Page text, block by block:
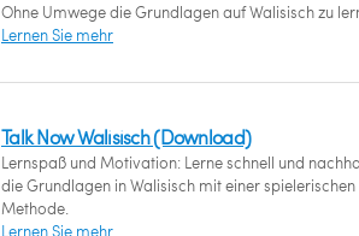
Ohne Umwege die Grundlagen auf Walisisch zu
Lernen Sie mehr
Talk Now Walisisch (Download)
Lernspaß und Motivation: Lerne schnell und
die Grundlagen in Walisisch mit einer spielerischen
Methode.
Lernen Sie mehr